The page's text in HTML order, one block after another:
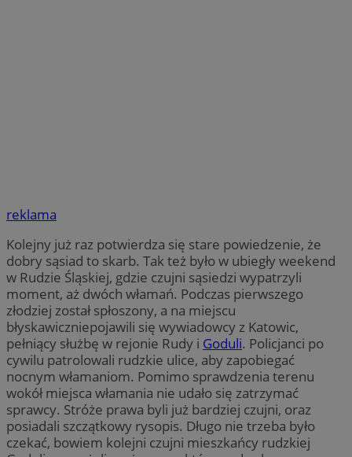
reklama
Kolejny już raz potwierdza się stare powiedzenie, że
dobry sąsiad to skarb. Tak też było w ubiegły weekend
w Rudzie Śląskiej, gdzie czujni sąsiedzi wypatrzyli
moment, aż dwóch włamań. Podczas pierwszego
złodziej został spłoszony, a na miejscu
błyskawiczniepojawili się wywiadowcy z Katowic,
pełniący służbę w rejonie Rudy i Goduli. Policjanci po
cywilu patrolowali rudzkie ulice, aby zapobiegać
nocnym włamaniom. Pomimo sprawdzenia terenu
wokół miejsca włamania nie udało się zatrzymać
sprawcy. Stróże prawa byli już bardziej czujni, oraz
posiadali szczątkowy rysopis. Długo nie trzeba było
czekać, bowiem kolejni czujni mieszkańcy rudzkiej